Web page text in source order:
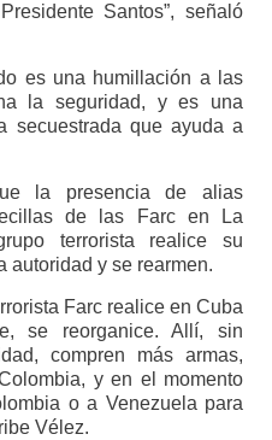
Santos”, señaló
es una humillación a las
la seguridad, y es una
secuestrada que ayuda a
la presencia de alias
de las Farc en La
terrorista realice su
autoridad y se rearmen.
Farc realice en Cuba
se reorganice. Allí, sin
compren más armas,
y en el momento
o a Venezuela para
Vélez.